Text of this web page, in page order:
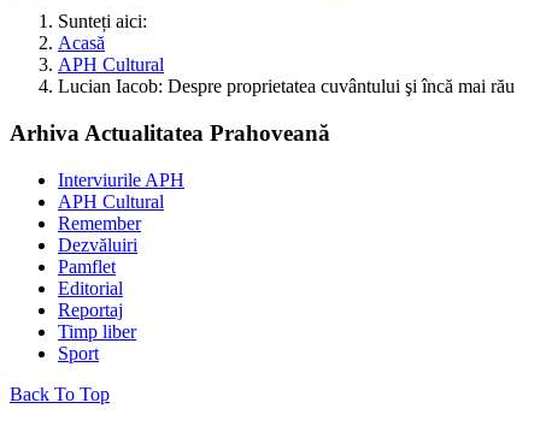
Sunteți aici:
Acasă
APH Cultural
Lucian Iacob: Despre proprietatea cuvântului şi încă mai rău
Arhiva Actualitatea Prahoveană
Interviurile APH
APH Cultural
Remember
Dezvăluiri
Pamflet
Editorial
Reportaj
Timp liber
Sport
Back To Top